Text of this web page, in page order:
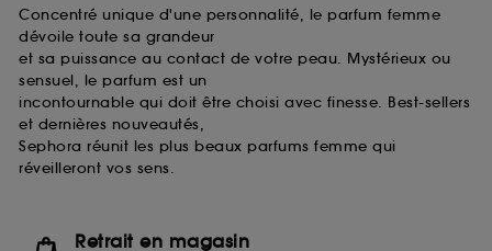
Concentré unique d'une personnalité, le parfum femme
dévoile toute sa grandeur
et sa puissance au contact de votre peau. Mystérieux ou
sensuel, le parfum est un
incontournable qui doit être choisi avec finesse. Best-sellers
et dernières nouveautés,
Sephora réunit les plus beaux parfums femme qui
réveilleront vos sens.
Retrait en magasin